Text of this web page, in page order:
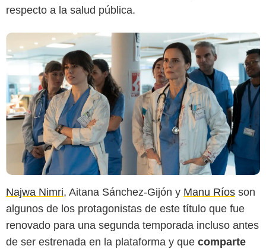
respecto a la salud pública.
Najwa Nimri, Aitana Sánchez-Gijón y Manu Ríos son
algunos de los protagonistas de este título que fue
renovado para una segunda temporada incluso antes
de ser estrenada en la plataforma y que comparte